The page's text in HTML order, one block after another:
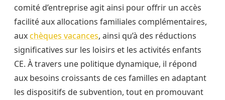
comité d’entreprise agit ainsi pour offrir un accès
facilité aux allocations familiales complémentaires,
auxchèques vacances, ainsi qu’à des réductions
significatives sur les loisirs et les activités enfants
CE. À travers une politique dynamique, il répond
aux besoins croissants de ces familles en adaptant
les dispositifs de subvention, tout en promouvant